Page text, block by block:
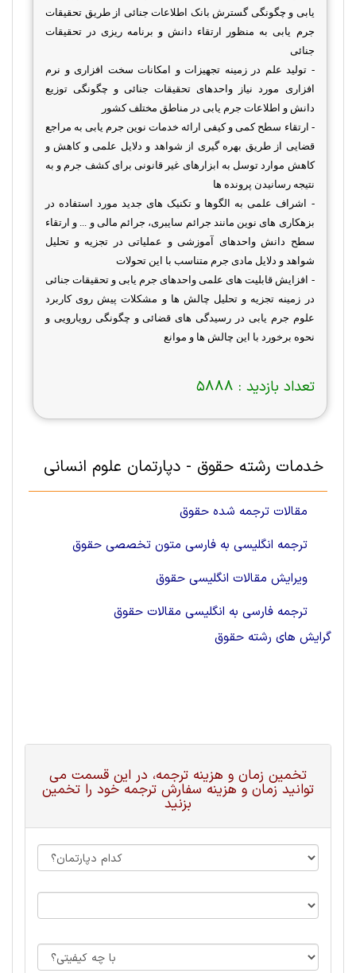
یابی و چگونگی گسترش بانک اطلاعات جنائی از طریق تحقیقات
جرم یابی به منظور ارتقاء دانش و برنامه ریزی در تحقیقات
جنائی
- تولید علم در زمینه تجهیزات و امکانات سخت افزاری و نرم
افزاری مورد نیاز واحدهای تحقیقات جنائی و چگونگی توزیع
دانش و اطلاعات جرم یابی در مناطق مختلف کشور
- ارتقاء سطح کمی و کیفی ارائه خدمات نوین جرم یابی به مراجع
قضایی از طریق بهره گیری از شواهد و دلایل علمی و کاهش و
کاهش موارد توسل به ابزارهای غیر قانونی برای کشف جرم و به
نتیجه رسانیدن پرونده ها
- اشراف علمی به الگوها و تکنیک های جدید مورد استفاده در
بزهکاری های نوین مانند جرائم سایبری، جرائم مالی و ... و ارتقاء
سطح دانش واحدهای آموزشی و عملیاتی در تجزیه و تحلیل
شواهد و دلایل مادی جرم متناسب با این تحولات
- افزایش قابلیت های علمی واحدهای جرم یابی و تحقیقات جنائی
در زمینه تجزیه و تحلیل چالش ها و مشکلات پیش روی کاربرد
علوم جرم یابی در رسیدگی های قضائی و چگونگی رویارویی و
نحوه برخورد با این چالش ها و موانع
تعداد بازدید : 5888
خدمات رشته حقوق - دپارتمان علوم انسانی
مقالات ترجمه شده حقوق
ترجمه انگلیسی به فارسی متون تخصصی حقوق
ویرایش مقالات انگلیسی حقوق
ترجمه فارسی به انگلیسی مقالات حقوق
گرایش های رشته حقوق
تخمین زمان و هزینه ترجمه، در این قسمت می
توانید زمان و هزینه سفارش ترجمه خود را تخمین
بزنید